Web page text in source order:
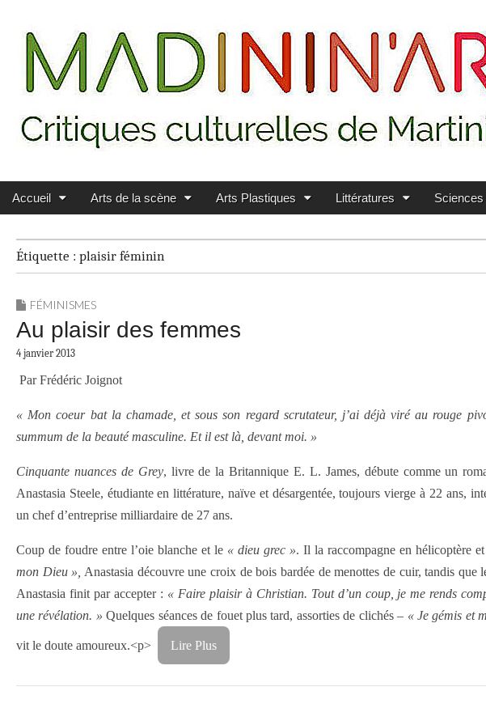
MADININ'ART
Main menu
Skip to content
Accueil Arts de la scène Arts Plastiques Littératures
Étiquette : plaisir féminin
FÉMINISMES
Au plaisir des femmes
4 janvier 2013
Par Frédéric Joignot
« Mon coeur bat la chamade, et sous son regard scrutateur, j’ai déjà viré au rouge
summum de la beauté masculine. Et il est là, devant moi. »
Cinquante nuances de Grey, livre de la Britannique E. L. James, débute comme un
Anastasia Steele, étudiante en littérature, naïve et désargentée, toujours vierge à 22 ans,
un chef d’entreprise milliardaire de 27 ans.
Coup de foudre entre l’oie blanche et le « dieu grec ». Il la raccompagne en hélicoptère
mon Dieu », Anastasia découvre une croix de bois bardée de menottes de cuir, tandis que
Anastasia finit par accepter : « Faire plaisir à Christian. Tout d’un coup, je me rends
une révélation. » Quelques séances de fouet plus tard, assorties de clichés – « Je gémis et
vit le doute amoureux.<p> Lire Plus